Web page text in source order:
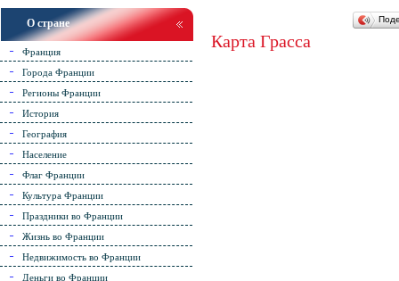
Карта Грасса
О стране
Франция
Города Франции
Регионы Франции
История
География
Население
Флаг Франции
Культура Франции
Праздники во Франции
Жизнь во Франции
Недвижимость во Франции
Деньги во Франции